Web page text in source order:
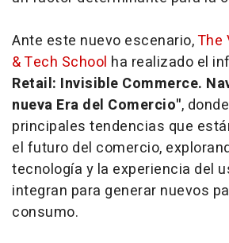
Ante este nuevo escenario,The
& Tech School ha realizado el
Retail: Invisible Commerce.
nueva Era del Comercio",
principales tendencias que
el futuro del comercio,
tecnología y la experiencia del
integran para generar nuevos
consumo.